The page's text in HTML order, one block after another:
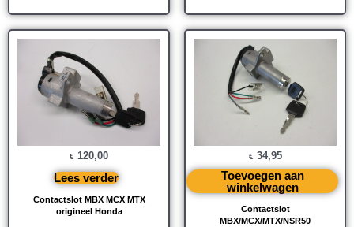
Contactslot MBX MCX MTX
origineel Honda
€ 120,00
Lees verder
Contactslot
MBX/MCX/MTX/NSR50
€ 34,95
Toevoegen aan
winkelwagen